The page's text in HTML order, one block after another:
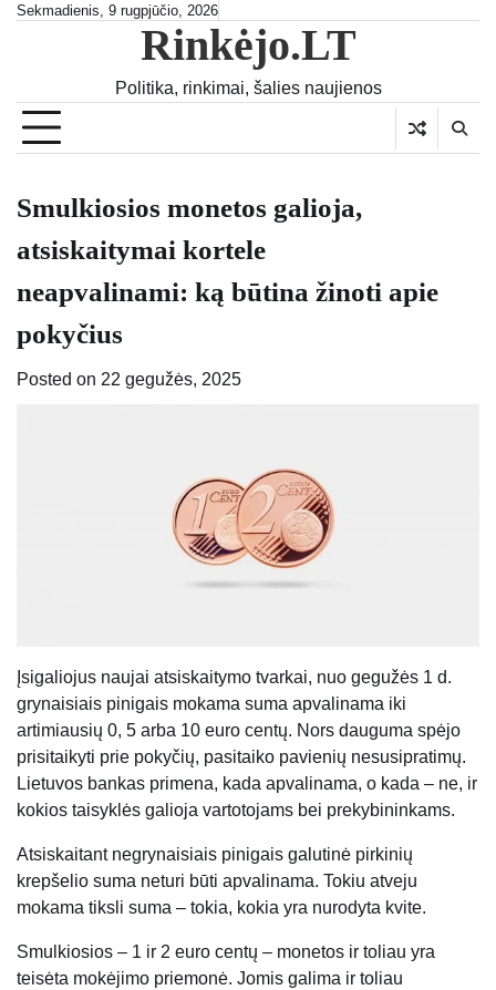
SkipSekmadienis, 9 rugpjūčio, 2026
Rinkėjo.LT
Politika, rinkimai, šalies naujienos
Smulkiosios monetos galioja,
atsiskaitymai kortele
neapvalinami: ką būtina žinoti apie
pokyčius
Posted on 22 gegužės, 2025
Įsigaliojus naujai atsiskaitymo tvarkai, nuo gegužės 1 d.
grynaisiais pinigais mokama suma apvalinama iki
artimiausių 0, 5 arba 10 euro centų. Nors dauguma spėjo
prisitaikyti prie pokyčių, pasitaiko pavienių nesusipratimų.
Lietuvos bankas primena, kada apvalinama, o kada – ne, ir
kokios taisyklės galioja vartotojams bei prekybininkams.
Atsiskaitant negrynaisiais pinigais galutinė pirkinių
krepšelio suma neturi būti apvalinama. Tokiu atveju
mokama tiksli suma – tokia, kokia yra nurodyta kvite.
Smulkiosios – 1 ir 2 euro centų – monetos ir toliau yra
teisėta mokėjimo priemonė. Jomis galima ir toliau